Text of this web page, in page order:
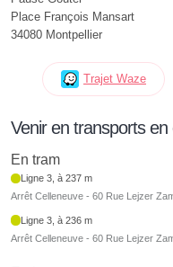
Place François Mansart
34080 Montpellier
Trajet Waze
Venir en transports
En tram
Ligne 3, à 237 m
Arrêt Celleneuve - 60 Rue Lejzer
Ligne 3, à 236 m
Arrêt Celleneuve - 60 Rue Lejzer